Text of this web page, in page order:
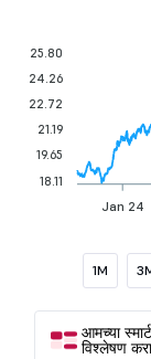
Jan 24
25.80
24.26
22.72
21.19
19.65
18.11
1M
आमच्या
विश्लेषण